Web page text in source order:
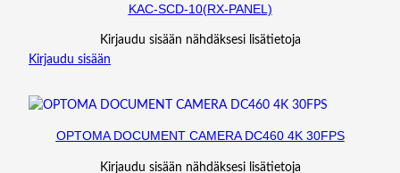
KAC-SCD-10(RX-PANEL)
Kirjaudu sisään nähdäksesi lisätietoja
Kirjaudu sisään
OPTOMA DOCUMENT CAMERA DC460 4K 30FPS
Kirjaudu sisään nähdäksesi lisätietoja